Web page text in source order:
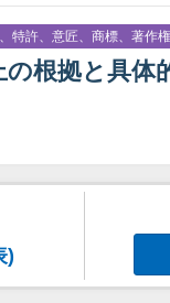
特許、意匠、商標、著作
根拠と具体
)